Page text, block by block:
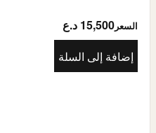
السعر 15,500 د.ع
إضافة إلى السلة